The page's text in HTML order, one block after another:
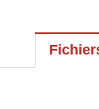
https://
with layer